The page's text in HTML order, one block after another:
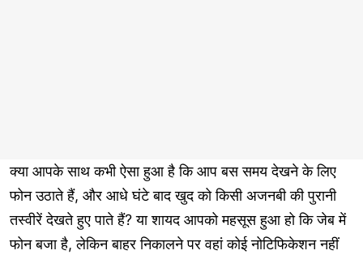
क्या आपके साथ कभी ऐसा हुआ है कि आप बस समय देखने के लिए
फोन उठाते हैं, और आधे घंटे बाद खुद को किसी अजनबी की पुरानी
तस्वीरें देखते हुए पाते हैं? या शायद आपको महसूस हुआ हो कि जेब में
फोन बजा है, लेकिन बाहर निकालने पर वहां कोई नोटिफिकेशन नहीं